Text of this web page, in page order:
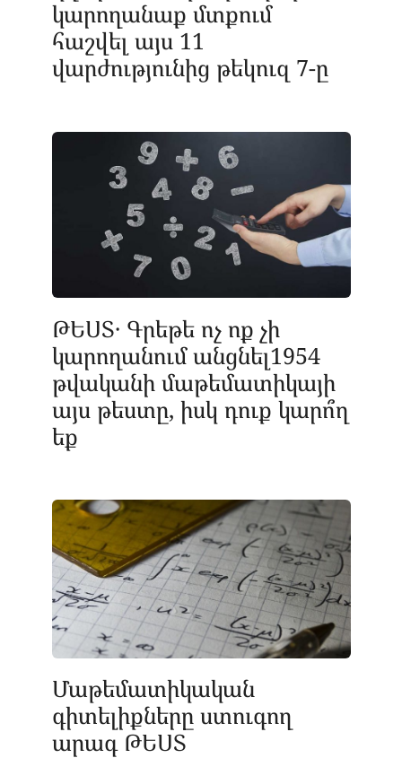
կարողանաք մտքում
հաշվել այս 11
վարժությունից թեկուզ 7-ը
ԹԵՍՏ․ Գրեթե ոչ ոք չի
կարողանում անցնել1954
թվականի մաթեմատիկայի
այս թեստը, իսկ դուք կարո՞ղ
եք
Մաթեմատիկական
գիտելիքները ստուգող
արագ ԹԵՍՏ